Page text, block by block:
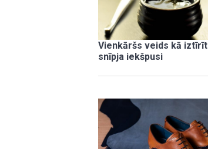
Vienkāršs veids kā
snīpja iekšpusi